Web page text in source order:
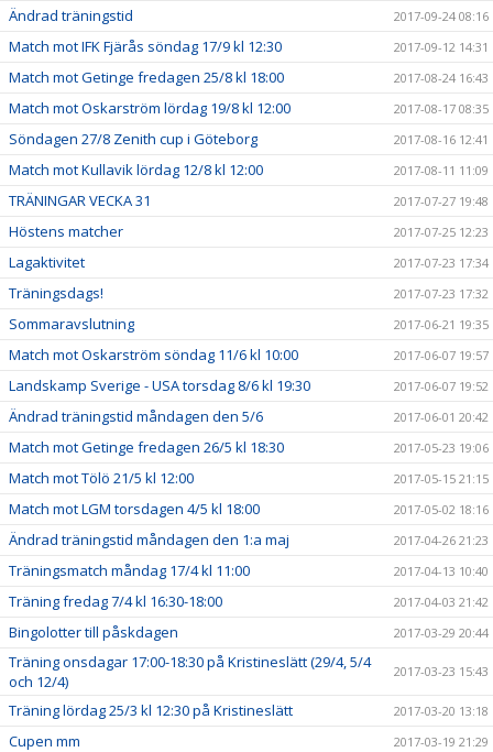
Ändrad träningstid 2017-09-24 08:16
Match mot IFK Fjärås söndag 17/9 kl 12:30 2017-09-12 14:31
Match mot Getinge fredagen 25/8 kl 18:00 2017-08-24 16:43
Match mot Oskarström lördag 19/8 kl 12:00 2017-08-17 08:35
Söndagen 27/8 Zenith cup i Göteborg 2017-08-16 12:41
Match mot Kullavik lördag 12/8 kl 12:00 2017-08-11 11:09
TRÄNINGAR VECKA 31 2017-07-27 19:48
Höstens matcher 2017-07-25 12:23
Lagaktivitet 2017-07-23 17:34
Träningsdags! 2017-07-23 17:32
Sommaravslutning 2017-06-21 19:35
Match mot Oskarström söndag 11/6 kl 10:00 2017-06-07 19:57
Landskamp Sverige - USA torsdag 8/6 kl 19:30 2017-06-07 19:52
Ändrad träningstid måndagen den 5/6 2017-06-01 20:42
Match mot Getinge fredagen 26/5 kl 18:30 2017-05-23 19:06
Match mot Tölö 21/5 kl 12:00 2017-05-15 21:15
Match mot LGM torsdagen 4/5 kl 18:00 2017-05-02 18:16
Ändrad träningstid måndagen den 1:a maj 2017-04-26 21:23
Träningsmatch måndag 17/4 kl 11:00 2017-04-13 10:40
Träning fredag 7/4 kl 16:30-18:00 2017-04-03 21:42
Bingolotter till påskdagen 2017-03-29 20:44
Träning onsdagar 17:00-18:30 på Kristineslätt (29/4, 5/4
och 12/4)
2017-03-23 15:43
Träning lördag 25/3 kl 12:30 på Kristineslätt 2017-03-20 13:18
Cupen mm 2017-03-19 21:29